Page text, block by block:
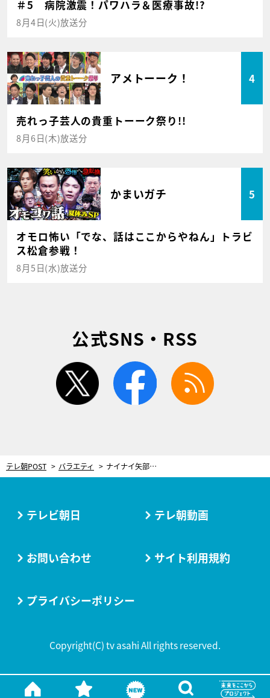
＃5 病院激震！パワハラ＆医療事故!?
8月4日(火)放送分
アメトーーク！ 4
売れっ子芸人の貴重トーーク祭り!!
8月6日(木)放送分
かまいガチ 5
オモロ怖い「でな、話はここからやねん」トラビ
ス松倉参戦！
8月5日(水)放送分
公式SNS・RSS
twitter facebook
テレ朝POST バラエティ ナイナイ矢部「俺がほんとのスケベだ！」 相方・岡村の見事な協力で“スケベ”コンビネーション発動
テレビ朝日 テレ朝動画
お問い合わせ サイト利用規約
プライバシーポリシー
Copyright(C) tv asahi All rights reserved.